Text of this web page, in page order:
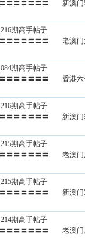
〓〓〓〓〓〓
新澳
期高手帖子
〓〓〓〓〓〓
老澳
期高手帖子
〓〓〓〓〓〓
香港
期高手帖子
〓〓〓〓〓〓
新澳
期高手帖子
〓〓〓〓〓〓
老澳
期高手帖子
〓〓〓〓〓〓
新澳
期高手帖子
〓〓〓〓〓〓
老澳